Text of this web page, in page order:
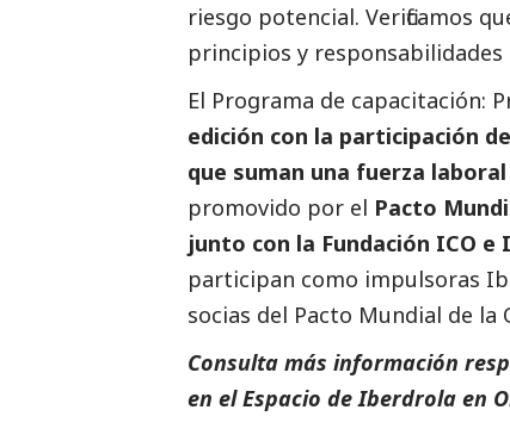
riesgo potencial. Verificamos
principios y responsabilidades
El Programa de capacitación:
edición con la participación
que suman una fuerza
promovido por el Pacto
junto con la Fundación ICO e
participan como impulsoras
socias del Pacto Mundial de la
Consulta más información
en elEspacio de Iberdrola en